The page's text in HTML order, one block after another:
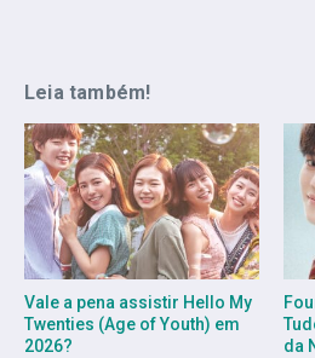
Leia também!
Vale a pena assistir Hello My
Twenties (Age of Youth) em
2026?
da